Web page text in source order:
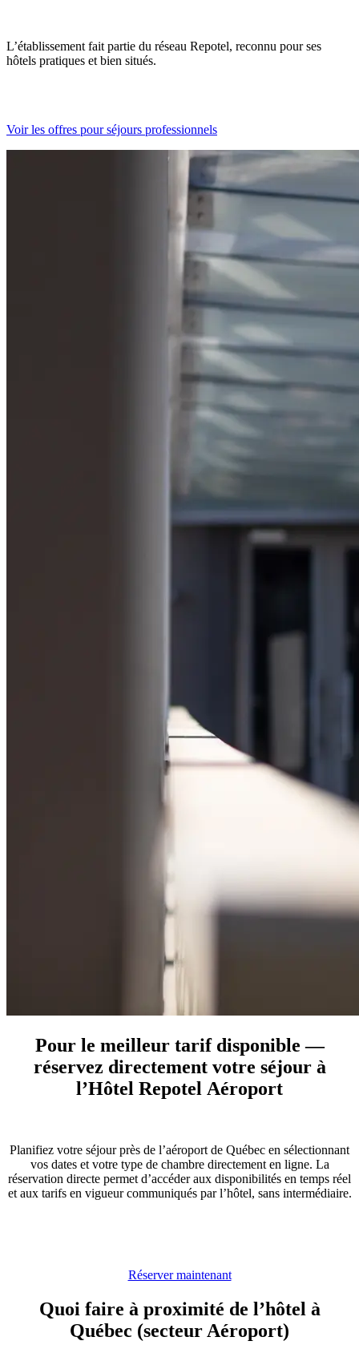
L’établissement fait partie du réseau Repotel, reconnu pour ses
hôtels pratiques et bien situés.
Voir les offres pour séjours professionnels
Pour le meilleur tarif disponible―
réservez directement votre séjour à
l’Hôtel Repotel Aéroport
Planifiez votre séjour près de l’aéroport de Québec en sélectionnant
vos dates et votre type de chambre directement en ligne. La
réservation directe permet d’accéder aux disponibilités en temps réel
et aux tarifs en vigueur communiqués par l’hôtel, sans intermédiaire.
Réserver maintenant
Quoi faire à proximité de l’hôtel à
Québec (secteur Aéroport)